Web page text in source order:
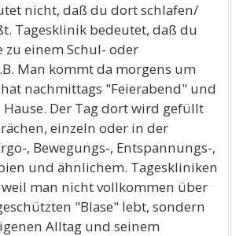
nicht, daß du dort schlafen/
Tagesklinik bedeutet, daß du
einem Schul- oder
Man kommt da morgens um
nachmittags "Feierabend" und
Der Tag dort wird gefüllt
einzeln oder in der
, Bewegungs-, Entspannungs-,
und ähnlichem. Tageskliniken
man nicht vollkommen über
"Blase" lebt, sondern
Alltag und seinem